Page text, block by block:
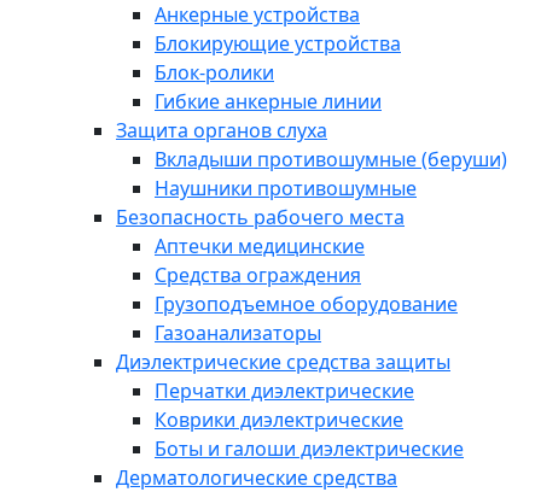
Анкерные устройства
Блокирующие устройства
Блок-ролики
Гибкие анкерные линии
Защита органов слуха
Вкладыши противошумные (беруши)
Наушники противошумные
Безопасность рабочего места
Аптечки медицинские
Средства ограждения
Грузоподъемное оборудование
Газоанализаторы
Диэлектрические средства защиты
Перчатки диэлектрические
Коврики диэлектрические
Боты и галоши диэлектрические
Дерматологические средства